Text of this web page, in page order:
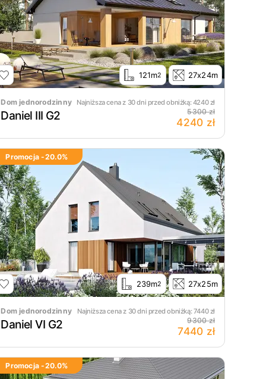
121m2 27x24m
Dom jednorodzinny Najniższa cena z 30 dni przed obniżką:4240zł
Daniel III G2 5300 zł
4240 zł
Promocja -20.0%
239m2 27x25m
Dom jednorodzinny Najniższa cena z 30 dni przed obniżką:7440zł
Daniel VI G2 9300 zł
7440 zł
Promocja -20.0%